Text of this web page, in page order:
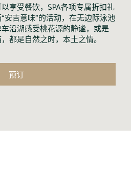
享受餐饮，SPA各项专属折扣礼
安吉意味”的活动，在无边际泳池
沿湖感受桃花源的静谧，或是
预订